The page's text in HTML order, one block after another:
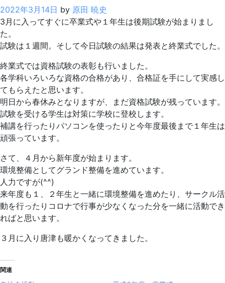
2022年3月14日 by 原田 暁史
3月に入ってすぐに卒業式や１年生は後期試験が始まりまし
た。
試験は１週間。そして今日試験の結果は発表と終業式でした。
終業式では資格試験の表彰も行いました。
各学科いろいろな資格の合格があり、合格証を手にして実感し
てもらえたと思います。
明日から春休みとなりますが、まだ資格試験が残っています。
試験を受ける学生は対策に学校に登校します。
補講を行ったりパソコンを使ったりと今年度最後まで１年生は
頑張っています。
さて、４月から新年度が始まります。
環境整備としてグランド整備を進めています。
人力ですが(^^)
来年度も１、２年生と一緒に環境整備を進めたり、サークル活
動を行ったりコロナで行事が少なくなった分を一緒に活動でき
ればと思います。
３月に入り唐津も暖かくなってきました。
関連